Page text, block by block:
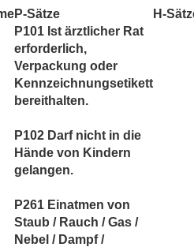
P-Sätze H-
P101 Ist ärztlicher Rat
erforderlich,
Verpackung oder
Kennzeichnungsetikett
bereithalten.
P102 Darf nicht in die
Hände von Kindern
gelangen.
P261 Einatmen von
Staub / Rauch / Gas /
Nebel / Dampf /